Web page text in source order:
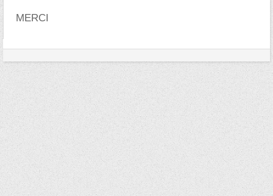
MERCI